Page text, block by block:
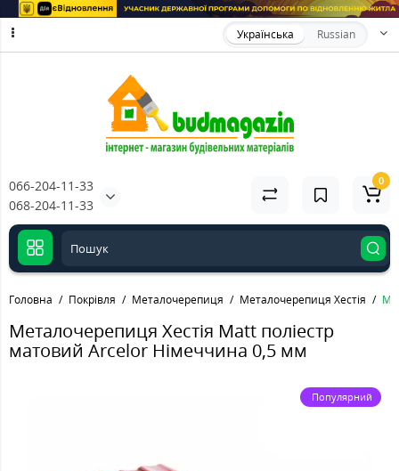
Українська Russian
066-204-11-33
068-204-11-33
0
Головна Покрівля Металочерепиця Металочерепиця Хестія
Металочерепиця Хестія Matt поліестр
матовий Arcelor Німеччина 0,5 мм
Популярний